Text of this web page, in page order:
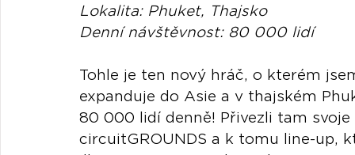
Lokalita: Phuket, Thajsko
Denní návštěvnost: 80 000 lidí
Tohle je ten nový hráč, o kterém
expanduje do Asie a v thajském
80 000 lidí denně! Přivezli tam
circuitGROUNDS a k tomu line-up,